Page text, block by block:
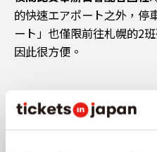
的快速エアポート之外，停
ート」也僅限前往札幌的2
因此很方便。
3-2. 接駁巴士